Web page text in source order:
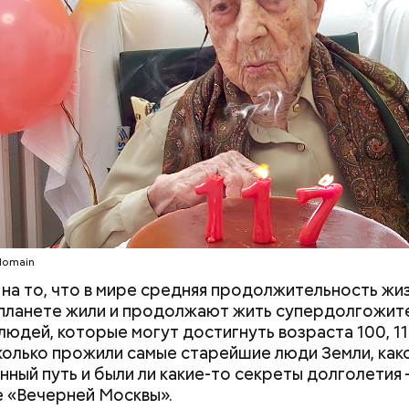
то, что в мире средняя продолжительность
жили и продолжают жить
которые могут достигнуть возраста 100,
прожили самые старейшие люди Земли,
путь и были ли какие-то секреты
«Вечерней Москвы».
Ли Харви Освальда